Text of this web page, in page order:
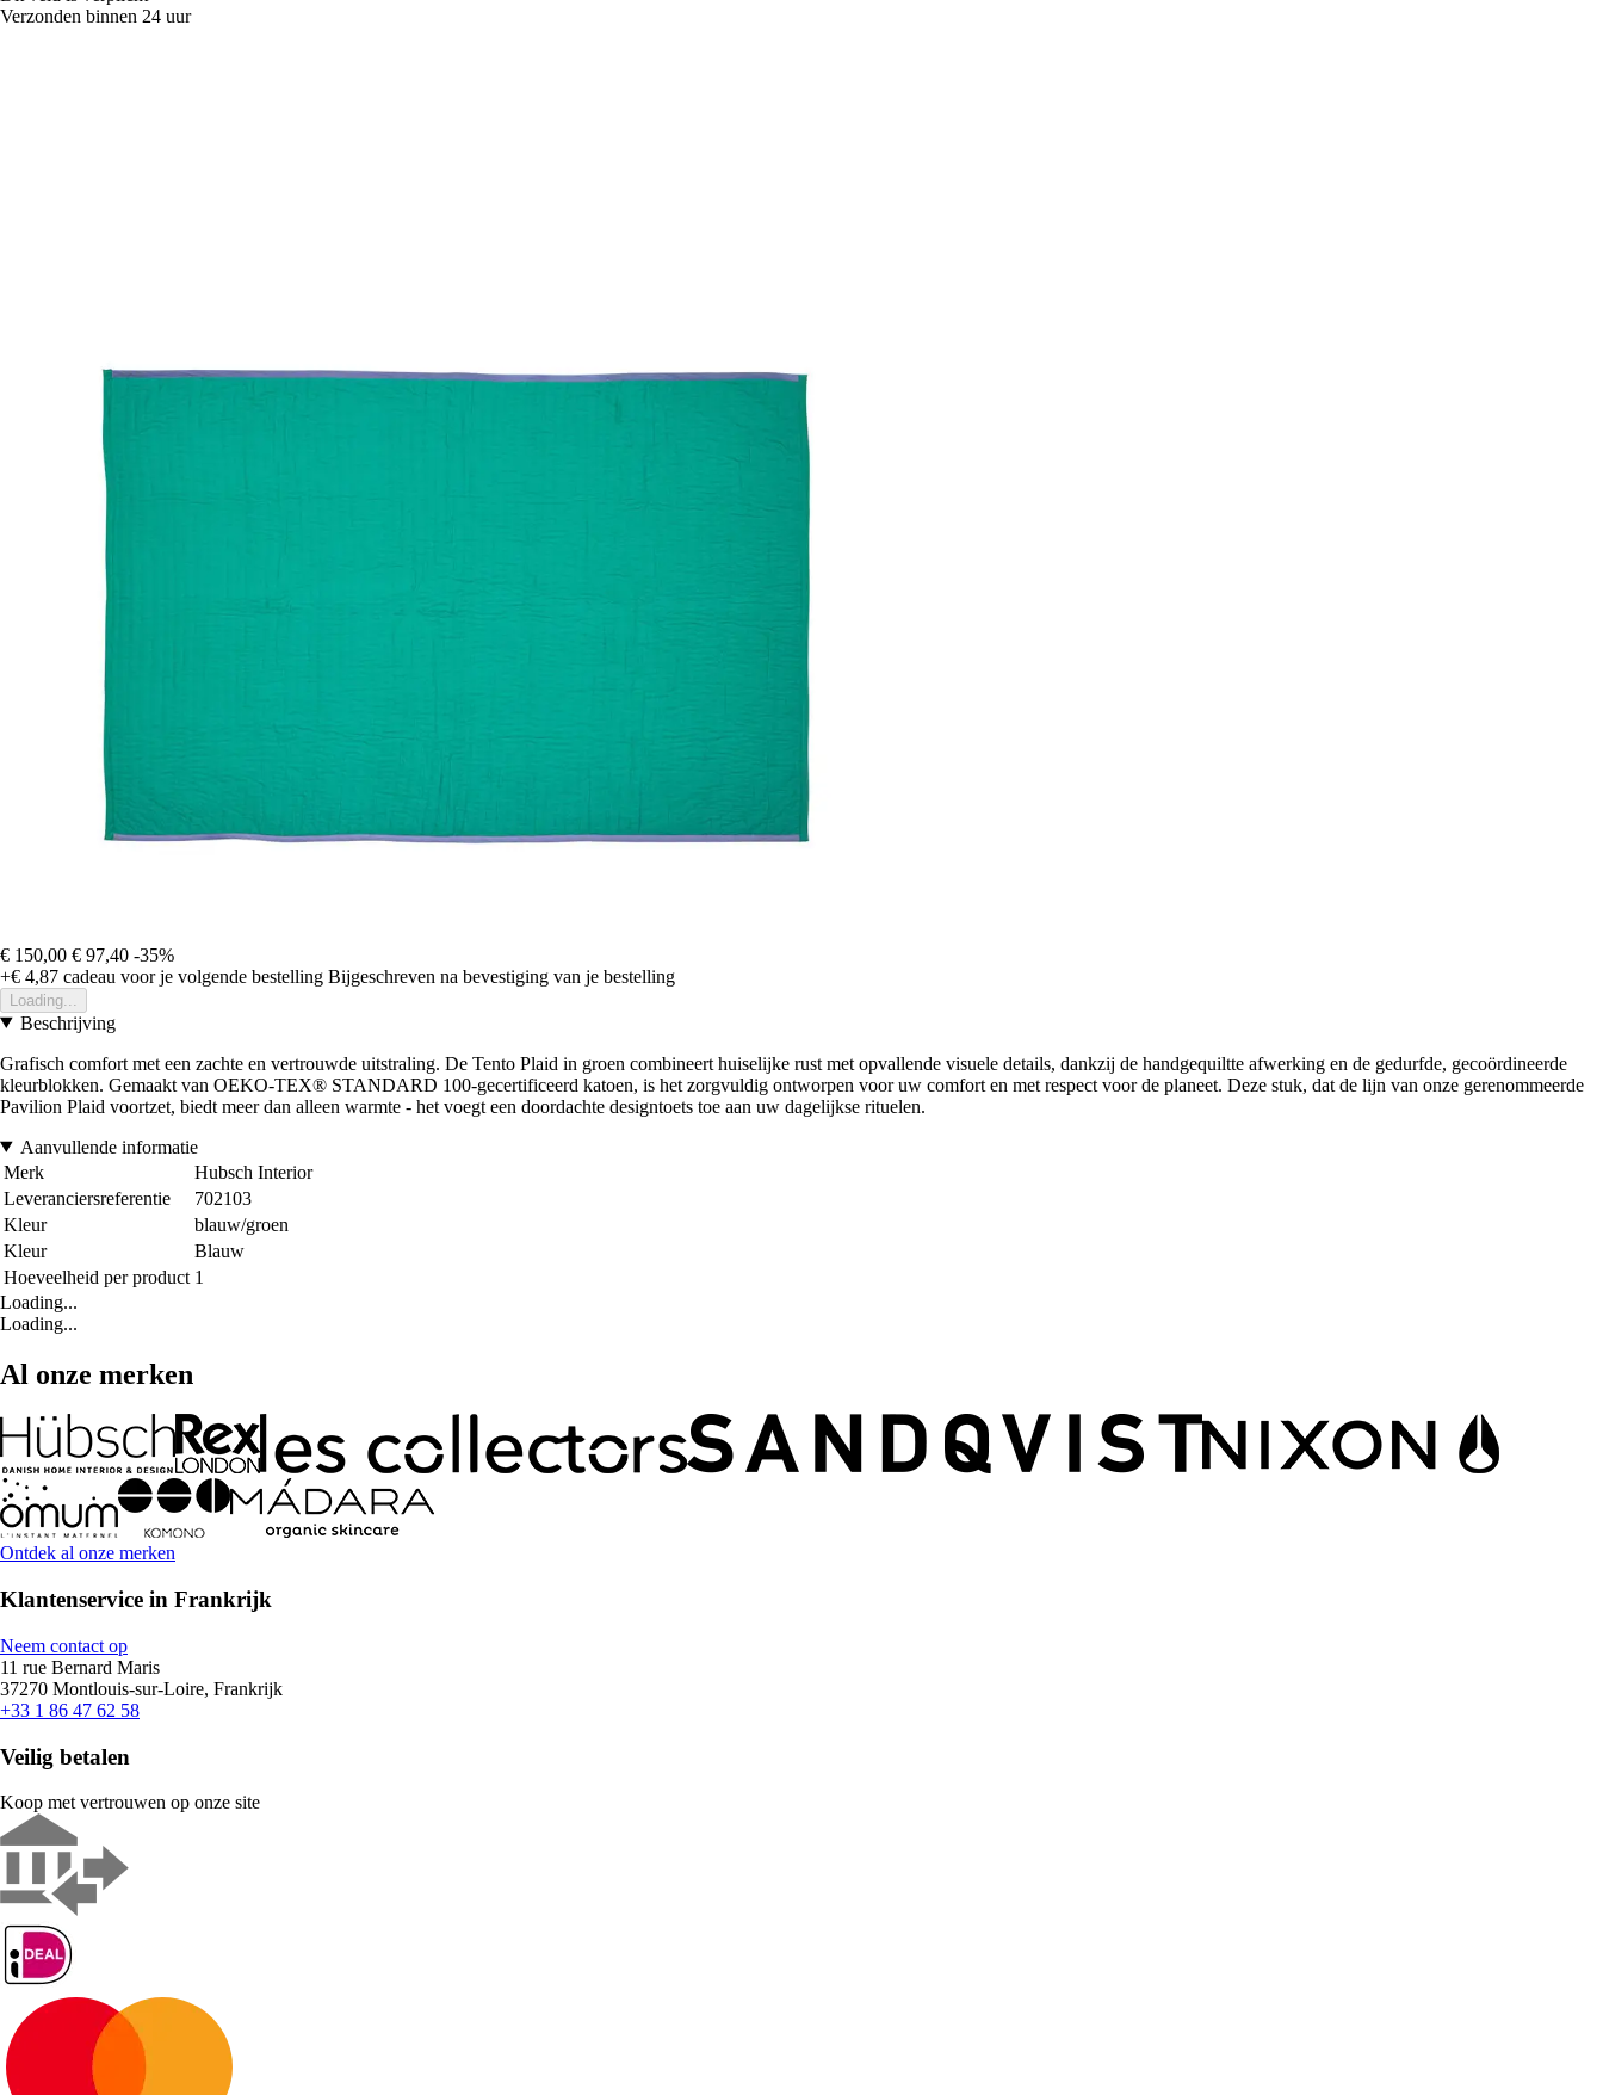
Verzonden binnen 24 uur
€ 150,00 € 97,40 -35%
+€ 4,87 cadeau voor je volgende bestelling Bijgeschreven na bevestiging van je bestelling
Loading...
Beschrijving
Grafisch comfort met een zachte en vertrouwde uitstraling. De Tento Plaid in groen combineert huiselijke rust met opvallende visuele details, dankzij de handgequiltte afwerking en de gedurfde, gecoördineerde
kleurblokken. Gemaakt van OEKO-TEX® STANDARD 100-gecertificeerd katoen, is het zorgvuldig ontworpen voor uw comfort en met respect voor de planeet. Deze stuk, dat de lijn van onze gerenommeerde
Pavilion Plaid voortzet, biedt meer dan alleen warmte - het voegt een doordachte designtoets toe aan uw dagelijkse rituelen.
Aanvullende informatie
Merk
Hubsch Interior
Leveranciersreferentie
702103
Kleur
blauw/groen
Kleur
Blauw
Hoeveelheid per product 1
Loading...
Loading...
Al onze merken
Ontdek al onze merken
Klantenservice in Frankrijk
Neem contact op
11 rue Bernard Maris
37270 Montlouis-sur-Loire, Frankrijk
+33 1 86 47 62 58
Veilig betalen
Koop met vertrouwen op onze site